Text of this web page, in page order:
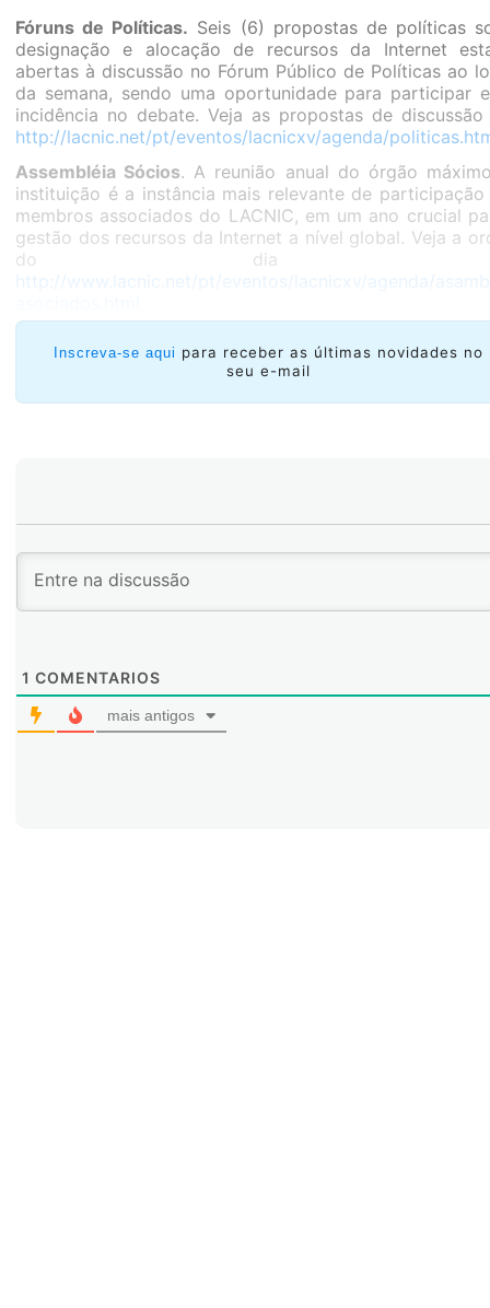
Fóruns de Políticas. Seis (6) propostas de políticas
designação e alocação de recursos da Internet
abertas à discussão no Fórum Público de Políticas ao
da semana, sendo uma oportunidade para participar
incidência no debate. Veja as propostas de discussão
http://lacnic.net/pt/eventos/lacnicxv/agenda/
Assembléia Sócios. A reunião anual do órgão
instituição é a instância mais relevante de participação
membros associados do LACNIC, em um ano crucial
gestão dos recursos da Internet a nível global. Veja a
do dia
http://www.lacnic.net/pt/eventos/lacnicxv/agenda/
Inscreva-se aqui para receber as últimas novidades no
seu e-mail
1 COMENTARIOS
mais antigos